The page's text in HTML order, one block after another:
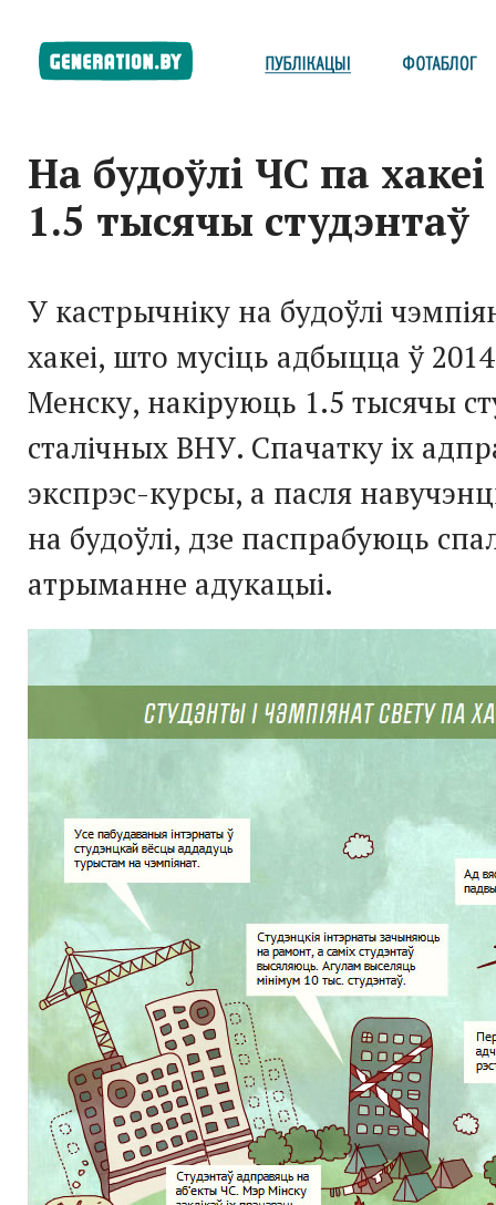
На будоўлі ЧС па
1.5 тысячы студэнтаў
У кастрычніку на будоўлі
хакеі, што мусіць адбыцца ў
Менску, накіруюць 1.5 тысячы
сталічных ВНУ. Спачатку іх
экспрэс-курсы, а пасля
на будоўлі, дзе паспрабуюць
атрыманне адукацыі.